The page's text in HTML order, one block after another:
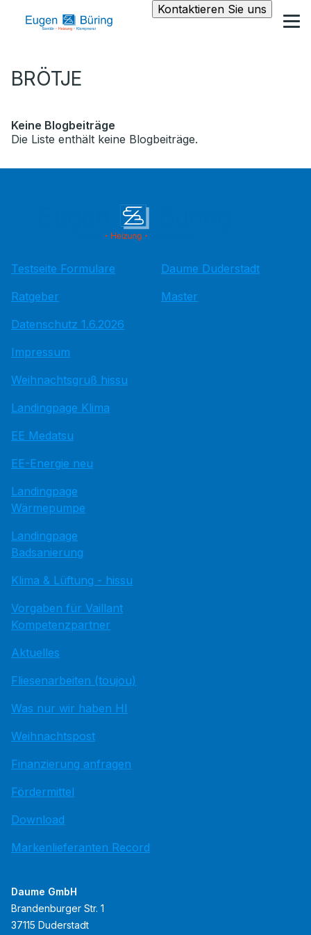
Kontaktieren Sie uns
BRÖTJE
Keine Blogbeiträge
Die Liste enthält keine Blogbeiträge.
Testseite Formulare
Ratgeber
Datenschutz 1.6.2026
Impressum
Weihnachtsgruß hissu
Landingpage Klima
EE Medatsu
EE-Energie neu
Landingpage
Wärmepumpe
Landingpage
Badsanierung
Klima & Lüftung - hissu
Vorgaben für Vaillant
Kompetenzpartner
Aktuelles
Fliesenarbeiten (toujou)
Was nur wir haben HI
Weihnachtspost
Finanzierung anfragen
Fördermittel
Download
Markenlieferanten Record
Daume Duderstadt
Master
Daume GmbH
Brandenburger Str. 1
37115 Duderstadt